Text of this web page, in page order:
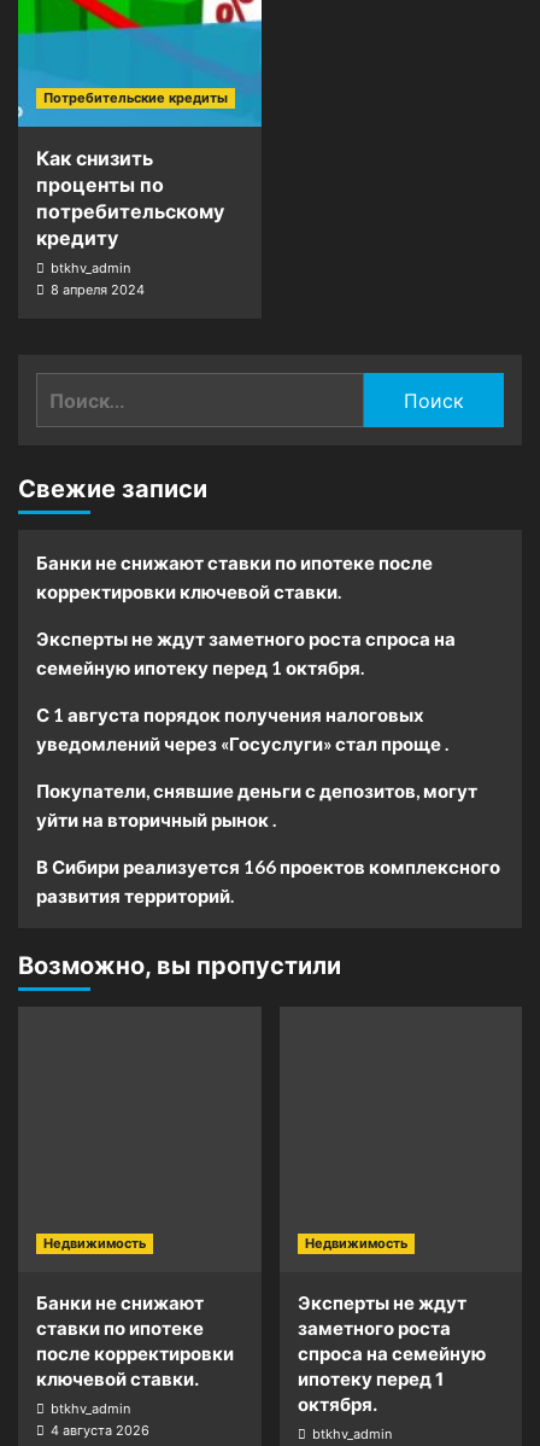
Потребительские кредиты
Как снизить
проценты по
потребительскому
кредиту
btkhv_admin
8 апреля 2024
Свежие записи
Банки не снижают ставки по ипотеке после
корректировки ключевой ставки.
Эксперты не ждут заметного роста спроса на
семейную ипотеку перед 1 октября.
С 1 августа порядок получения налоговых
уведомлений через «Госуслуги» стал проще .
Покупатели, снявшие деньги с депозитов, могут
уйти на вторичный рынок .
В Сибири реализуется 166 проектов комплексного
развития территорий.
Возможно, вы пропустили
Недвижимость
Банки не снижают
ставки по ипотеке
после корректировки
ключевой ставки.
btkhv_admin
4 августа 2026
Недвижимость
Эксперты не ждут
заметного роста
спроса на семейную
ипотеку перед 1
октября.
btkhv_admin